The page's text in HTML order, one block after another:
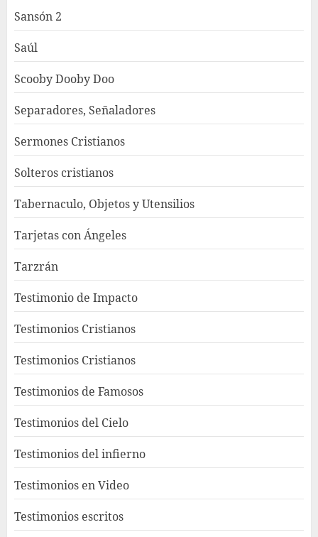
Sansón 2
Saúl
Scooby Dooby Doo
Separadores, Señaladores
Sermones Cristianos
Solteros cristianos
Tabernaculo, Objetos y Utensilios
Tarjetas con Ángeles
Tarzrán
Testimonio de Impacto
Testimonios Cristianos
Testimonios Cristianos
Testimonios de Famosos
Testimonios del Cielo
Testimonios del infierno
Testimonios en Video
Testimonios escritos